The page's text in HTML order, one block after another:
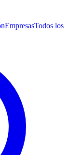
EmpresasTodos los